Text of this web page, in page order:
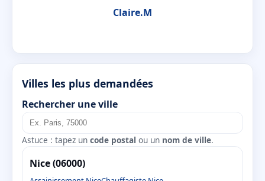
Claire.M
Villes les plus demandées
Rechercher une ville
Astuce : tapez un code postal ou un nom de ville.
Nice (06000)